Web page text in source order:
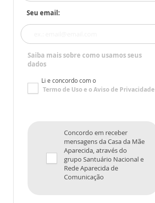
Seu email:
Saiba mais sobre como usamos seus
dados
Li e concordo com o
Termo de Usoe oAviso de Privacidade
Concordo em receber
mensagens da Casa da Mãe
Aparecida, através do
grupo Santuário Nacional e
Rede Aparecida de
Comunicação